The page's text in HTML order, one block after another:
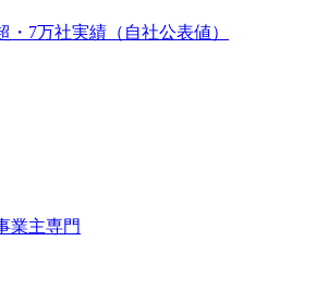
・7万社実績（自社公表値）
業主専門